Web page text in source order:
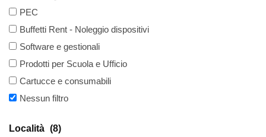
PEC
Buffetti Rent - Noleggio dispositivi
Software e gestionali
Prodotti per Scuola e Ufficio
Cartucce e consumabili
Nessun filtro
Località (8)